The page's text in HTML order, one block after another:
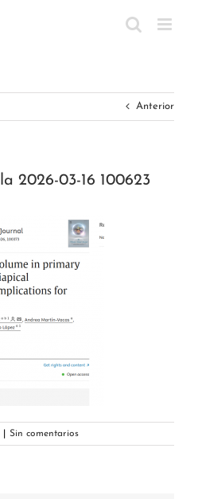
Anterior
2026-03-16 100623
Sin comentarios